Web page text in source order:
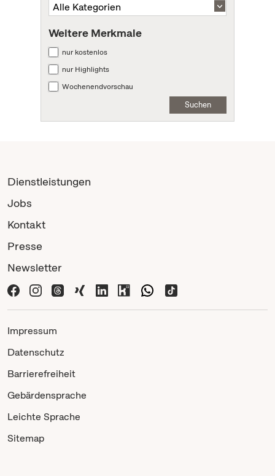
Weitere Merkmale
nur kostenlos
nur Highlights
Wochenendvorschau
Suchen
Dienstleistungen
Jobs
Kontakt
Presse
Newsletter
Impressum
Datenschutz
Barrierefreiheit
Gebärdensprache
Leichte Sprache
Sitemap